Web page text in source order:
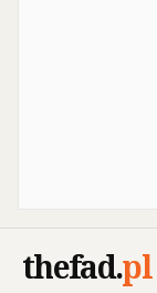
thefad.pl